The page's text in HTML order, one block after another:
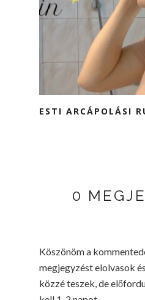
ESTI ARCÁPOLÁSI
0
Köszönöm a
megjegyzést elolvasok
közzé teszek, de